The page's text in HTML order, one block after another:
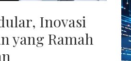
Inovasi
yang Ramah